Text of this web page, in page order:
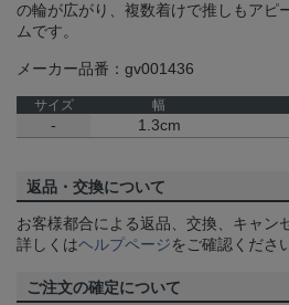
の輪が広がり、複数着けで推しもアピ
ムです。
メーカー品番：gv001436
サイズ 幅
- 1.3cm
返品・交換について
お客様都合による返品、交換、キャン
詳しくはヘルプページをご確認くださ
ご注文の確定について